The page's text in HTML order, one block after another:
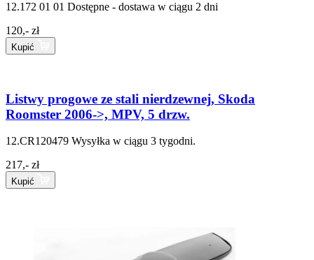
12.172 01 01 Dostępne - dostawa w ciągu 2 dni
120,- zł
Kupić
Listwy progowe ze stali nierdzewnej, Skoda
Roomster 2006->, MPV, 5 drzw.
12.CR120479 Wysyłka w ciągu 3 tygodni.
217,- zł
Kupić